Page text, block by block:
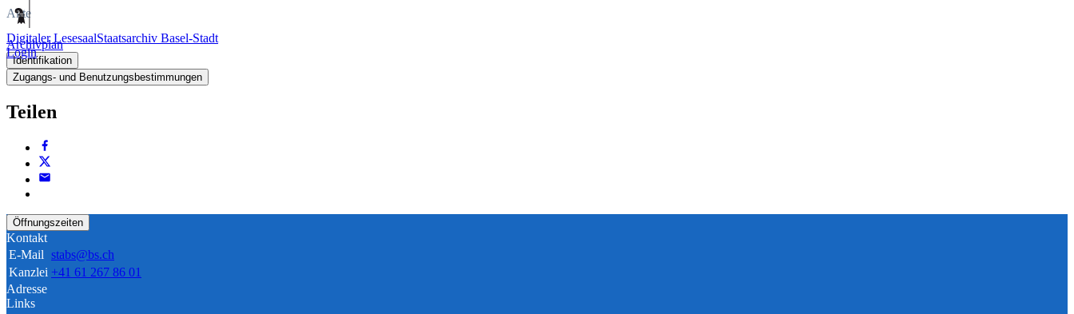
Digitaler LesesaalStaatsarchiv Basel-Stadt
Login
Akte
Archivplan
Identifikation
Zugangs- und Benutzungsbestimmungen
Teilen
Öffnungszeiten
Kontakt
E-Mail stabs@bs.ch
Kanzlei +41 61 267 86 01
Adresse
Links